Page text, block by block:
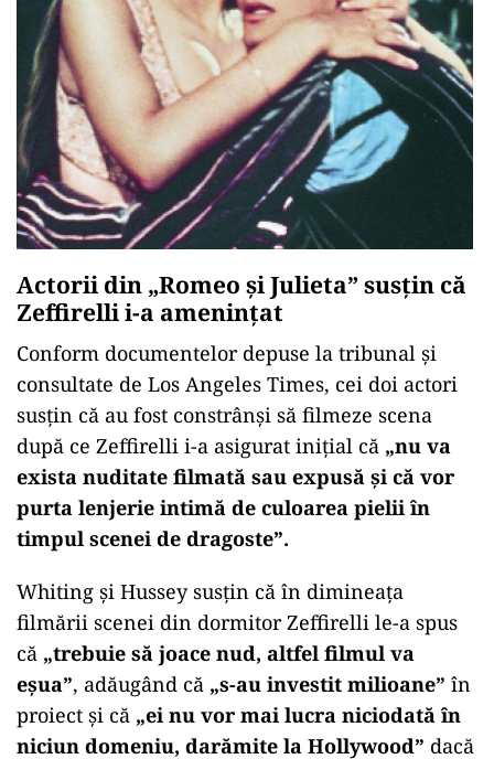
Actorii din „Romeo și Julieta” susțin că
Zeffirelli i-a amenințat
Conform documentelor depuse la tribunal şi
consultate de Los Angeles Times, cei doi actori
susţin că au fost constrânşi să filmeze scena
după ce Zeffirelli i-a asigurat iniţial că „nu va
exista nuditate filmată sau expusă şi că vor
purta lenjerie intimă de culoarea pielii în
timpul scenei de dragoste”.
Whiting şi Hussey susţin că în dimineaţa
filmării scenei din dormitor Zeffirelli le-a spus
că „trebuie să joace nud, altfel filmul va
eşua”, adăugând că „s-au investit milioane” în
proiect şi că „ei nu vor mai lucra niciodată în
niciun domeniu, darămite la Hollywood” dacă